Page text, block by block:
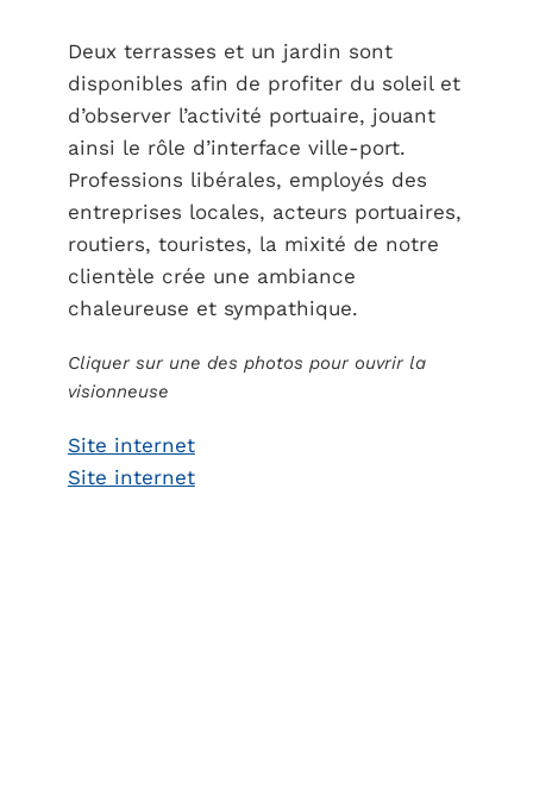
Deux terrasses et un jardin sont
disponibles afin de profiter du soleil et
d’observer l’activité portuaire, jouant
ainsi le rôle d’interface ville-port.
Professions libérales, employés des
entreprises locales, acteurs portuaires,
routiers, touristes, la mixité de notre
clientèle crée une ambiance
chaleureuse et sympathique.
Cliquer sur une des photos pour ouvrir la
visionneuse
Site internet
Site internet